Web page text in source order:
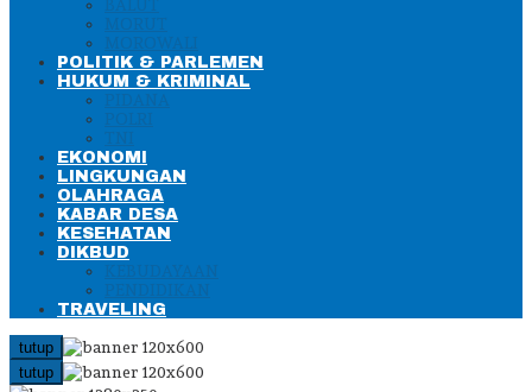
BALUT
MORUT
MOROWALI
POLITIK & PARLEMEN
HUKUM & KRIMINAL
PIDANA
POLRI
TNI
EKONOMI
LINGKUNGAN
OLAHRAGA
KABAR DESA
KESEHATAN
DIKBUD
KEBUDAYAAN
PENDIDIKAN
TRAVELING
tutup
tutup